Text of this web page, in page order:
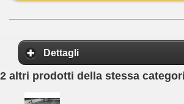
Dettagli
2 altri prodotti della stessa